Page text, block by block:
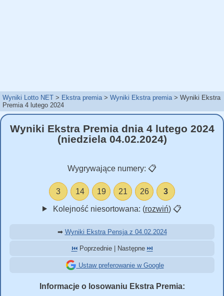
Wyniki Lotto NET Ekstra premia Wyniki Ekstra premia
Wyniki Ekstra
Premia 4 lutego 2024
Wyniki Ekstra Premia dnia 4 lutego 2024
(niedziela 04.02.2024)
Wygrywające numery: 📋
3 14 19 21 26 3
Kolejność niesortowana: (rozwiń) 📋
➡ Wyniki Ekstra Pensja z 04.02.2024
⏮️Poprzednie | Następne ⏭️
Ustaw preferowanie w Google
Informacje o losowaniu Ekstra Premia: